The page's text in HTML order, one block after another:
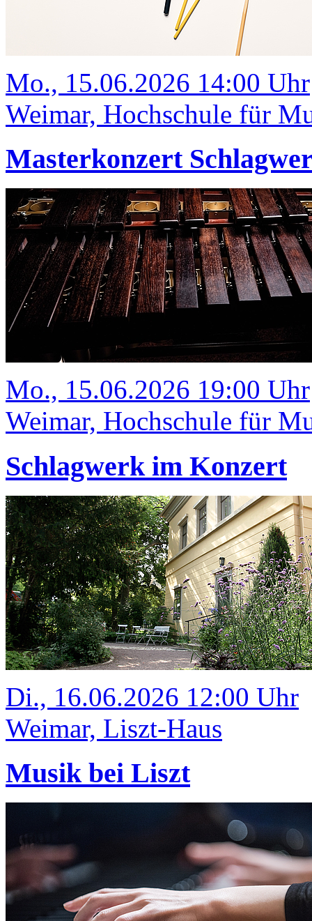
Mo., 15.06.2026 14:00 Uhr
Weimar, Hochschule für
Masterkonzert
Mo., 15.06.2026 19:00 Uhr
Weimar, Hochschule für
Schlagwerk im Konzert
Di., 16.06.2026 12:00 Uhr
Weimar, Liszt-Haus
Musik bei Liszt